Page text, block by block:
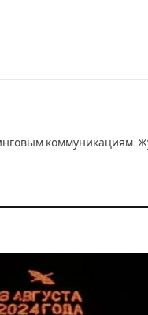
коммуникациям.